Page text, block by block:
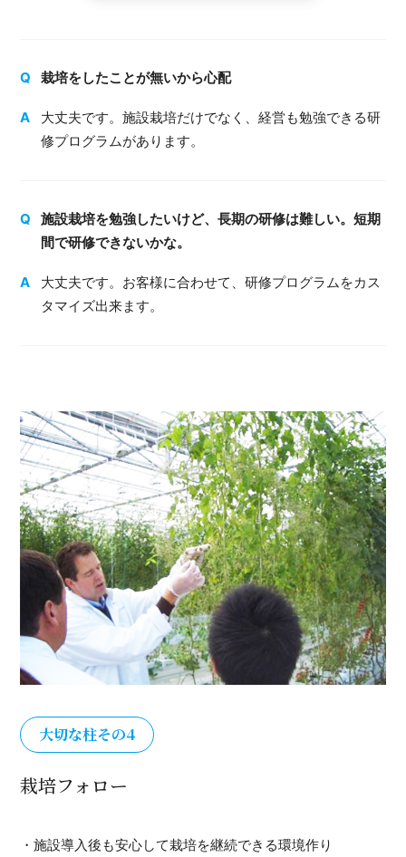
栽培をしたことが無いから心配
大丈夫です。施設栽培だけでなく、経営も勉強できる研
修プログラムがあります。
施設栽培を勉強したいけど、⾧期の研修は難しい。短期
間で研修できないかな。
大丈夫です。お客様に合わせて、研修プログラムをカス
タマイズ出来ます。
大切な柱その4
栽培フォロー
・施設導入後も安心して栽培を継続できる環境作り